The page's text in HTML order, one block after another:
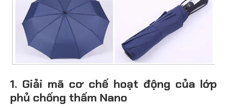
1. Giải mã cơ chế hoạt động của lớp
phủ chống thấm Nano